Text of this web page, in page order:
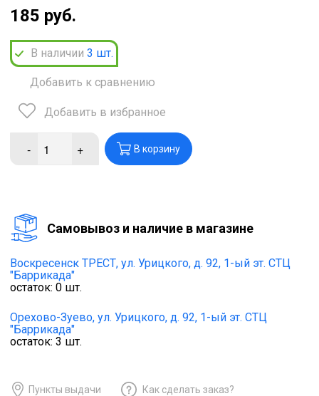
185 руб.
В наличии 3 шт.
Добавить к сравнению
Добавить в избранное
- + В корзину
Cамовывоз и наличие в магазине
Воскресенск ТРЕСТ, ул. Урицкого, д. 92, 1-ый эт. СТЦ
"Баррикада"
остаток: 0 шт.
Орехово-Зуево, ул. Урицкого, д. 92, 1-ый эт. СТЦ
"Баррикада"
остаток: 3 шт.
Пункты выдачи Как сделать заказ?